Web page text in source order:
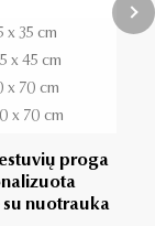
x 35 cm
x 45 cm
x 70 cm
x 70 cm
proga
su nuotrauka